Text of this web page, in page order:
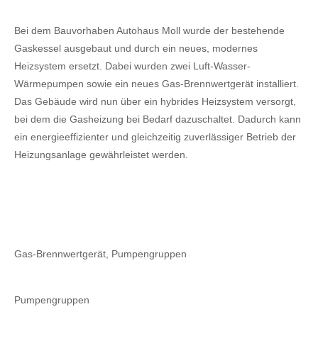
Bei dem Bauvorhaben Autohaus Moll wurde der bestehende
Gaskessel ausgebaut und durch ein neues, modernes
Heizsystem ersetzt. Dabei wurden zwei Luft-Wasser-
Wärmepumpen sowie ein neues Gas-Brennwertgerät installiert.
Das Gebäude wird nun über ein hybrides Heizsystem versorgt,
bei dem die Gasheizung bei Bedarf dazuschaltet. Dadurch kann
ein energieeffizienter und gleichzeitig zuverlässiger Betrieb der
Heizungsanlage gewährleistet werden.
Gas-Brennwertgerät, Pumpengruppen
Pumpengruppen